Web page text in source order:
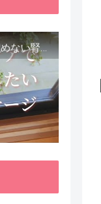
【毒出し】老廃物を身体に溜めない腎臓ケア４種をご紹介します。